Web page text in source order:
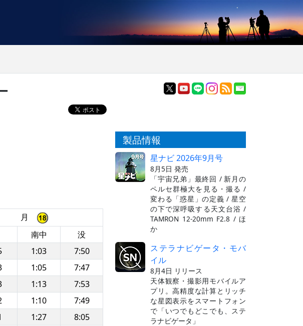
月
南中
没
1:03
7:50
1:05
7:47
1:13
7:53
1:10
7:49
1:27
8:05
製品情報
星ナビ 2026年9月号
8月5日 発売
「宇宙兄弟」最終回 / 新月の
ペルセ群極大を見る・撮る /
変わる「惑星」の定義 / 星空
の下で深呼吸する天文台浴 /
TAMRON 12-20mm F2.8 / ほ
か
ステラナビゲータ・モバ
イル
8月4日 リリース
天体観察・撮影用モバイルア
プリ。高精度な計算とリッチ
な星図表示をスマートフォン
で「いつでもどこでも、ステ
ラナビゲータ」